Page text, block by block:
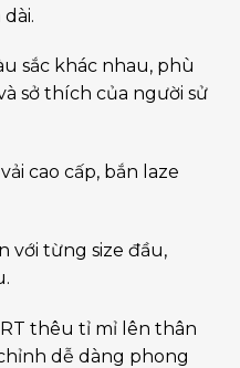
sắc khác nhau, phù
sở thích của người sử
cao cấp, bắn laze
với từng size đầu,
thêu tỉ mỉ lên thân
dễ dàng phong